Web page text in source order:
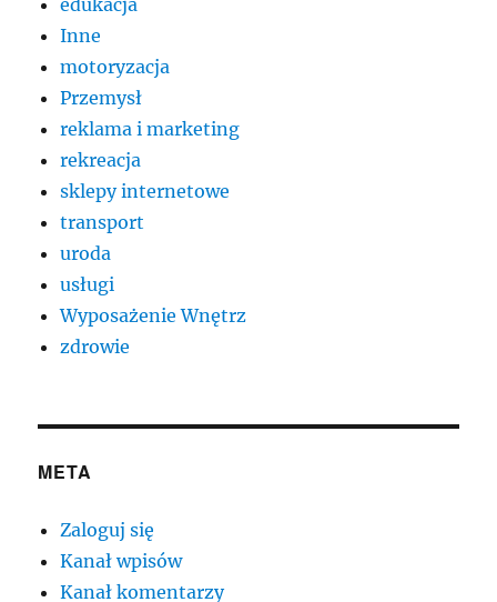
edukacja
Inne
motoryzacja
Przemysł
reklama i marketing
rekreacja
sklepy internetowe
transport
uroda
usługi
Wyposażenie Wnętrz
zdrowie
META
Zaloguj się
Kanał wpisów
Kanał komentarzy